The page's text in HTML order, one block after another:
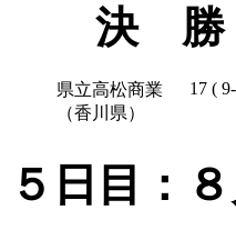
決 勝
県立高松商業
（香川県）
17 (
５日目：